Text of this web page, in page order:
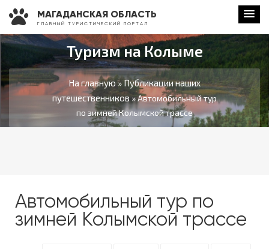
МАГАДАНСКАЯ ОБЛАСТЬ
Г Л А В Н Ы Й Т У Р И С Т И Ч Е С К И Й П О Р Т А Л
Туризм на Колыме
На главную» Публикации наших
путешественников» Автомобильный тур
по зимней Колымской трассе
Автомобильный тур по
зимней Колымской трассе